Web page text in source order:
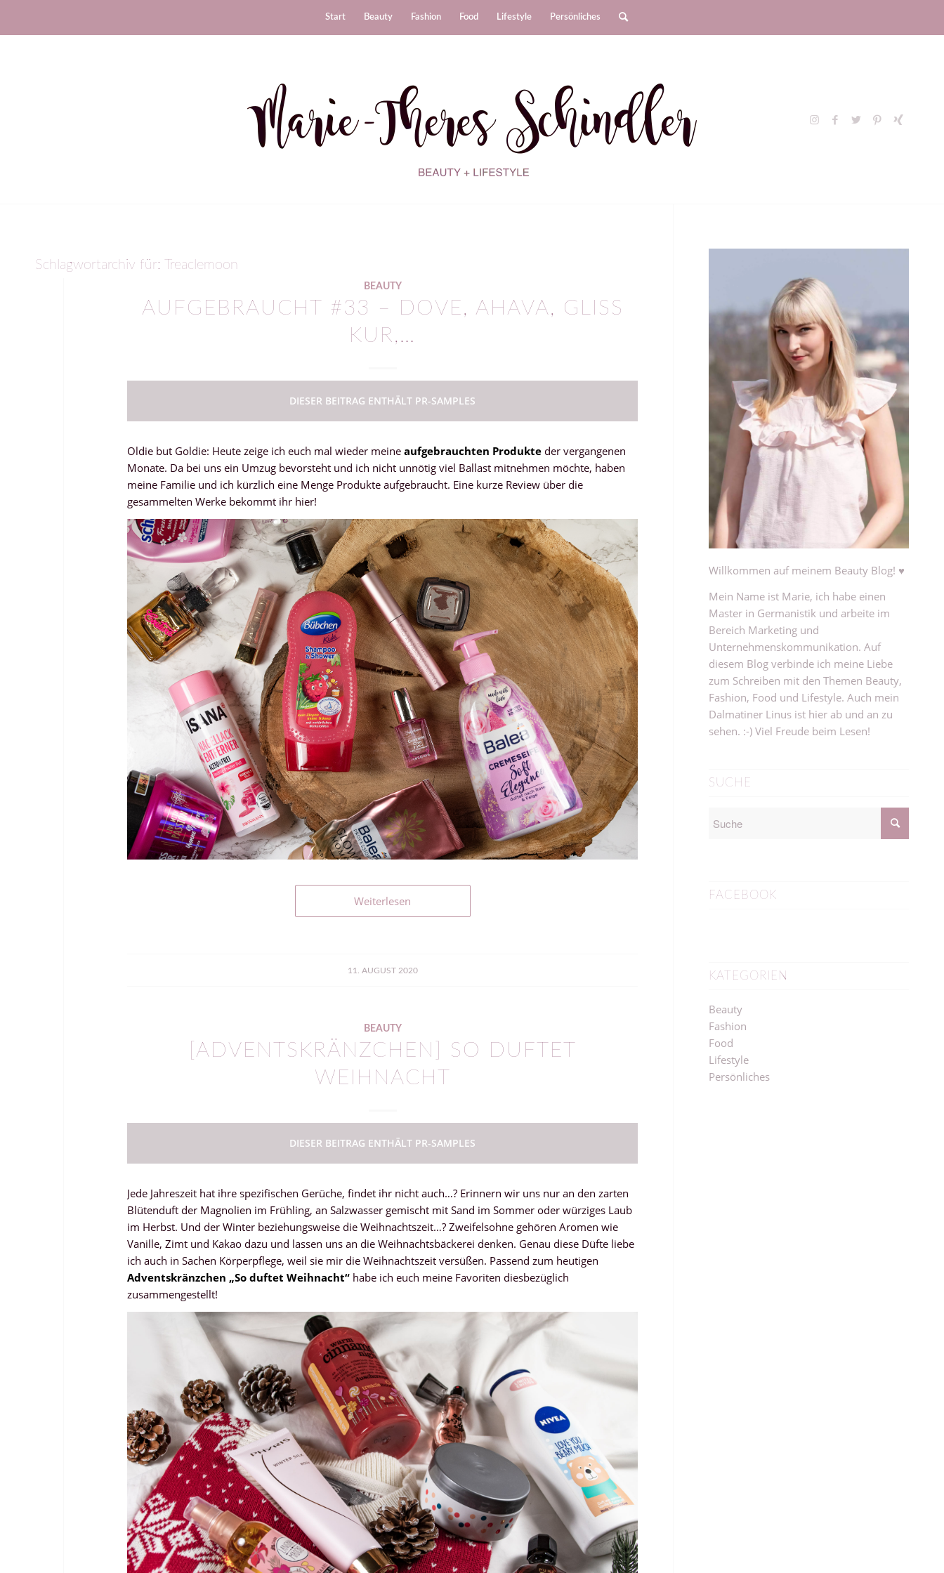
Start Beauty Fashion Food Lifestyle Persönliches
Schlagwortarchiv für: Treaclemoon
BEAUTY
AUFGEBRAUCHT #33 – DOVE, AHAVA, GLISS
KUR,…
DIESER BEITRAG ENTHÄLT PR-SAMPLES
Oldie but Goldie: Heute zeige ich euch mal wieder meine aufgebrauchten Produkte der vergangenen
Monate. Da bei uns ein Umzug bevorsteht und ich nicht unnötig viel Ballast mitnehmen möchte, haben
meine Familie und ich kürzlich eine Menge Produkte aufgebraucht. Eine kurze Review über die
gesammelten Werke bekommt ihr hier!
Weiterlesen
11. AUGUST 2020
BEAUTY
[ADVENTSKRÄNZCHEN] SO DUFTET
WEIHNACHT
DIESER BEITRAG ENTHÄLT PR-SAMPLES
Jede Jahreszeit hat ihre spezifischen Gerüche, findet ihr nicht auch…? Erinnern wir uns nur an den zarten
Blütenduft der Magnolien im Frühling, an Salzwasser gemischt mit Sand im Sommer oder würziges Laub
im Herbst. Und der Winter beziehungsweise die Weihnachtszeit…? Zweifelsohne gehören Aromen wie
Vanille, Zimt und Kakao dazu und lassen uns an die Weihnachtsbäckerei denken. Genau diese Düfte liebe
ich auch in Sachen Körperpflege, weil sie mir die Weihnachtszeit versüßen. Passend zum heutigen
Adventskränzchen „So duftet Weihnacht“ habe ich euch meine Favoriten diesbezüglich
zusammengestellt!
Willkommen auf meinem Beauty Blog! ♥
Mein Name ist Marie, ich habe einen
Master in Germanistik und arbeite im
Bereich Marketing und
Unternehmenskommunikation. Auf
diesem Blog verbinde ich meine Liebe
zum Schreiben mit den Themen Beauty,
Fashion, Food und Lifestyle. Auch mein
Dalmatiner Linus ist hier ab und an zu
sehen. :-) Viel Freude beim Lesen!
SUCHE
FACEBOOK
KATEGORIEN
Beauty
Fashion
Food
Lifestyle
Persönliches